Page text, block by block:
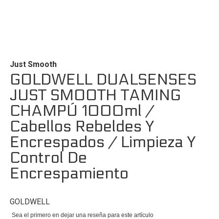
de
la
galería
imágenes
Just Smooth
GOLDWELL DUALSENSES
JUST SMOOTH TAMING
CHAMPÚ 1000ml /
Cabellos Rebeldes Y
Encrespados / Limpieza Y
Control De
Encrespamiento
GOLDWELL
Sea el primero en dejar una reseña para este artículo